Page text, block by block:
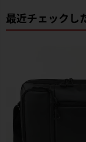
最近チェックし